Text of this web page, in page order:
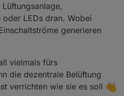
LEDs dran. Wobei
generieren
vielmals fürs
die dezentrale Belüftung
verrichten wie sie es soll